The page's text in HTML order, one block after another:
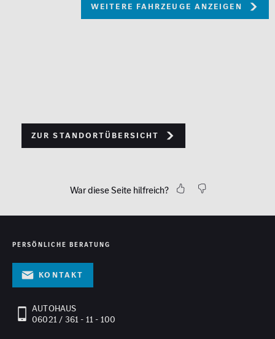
weitere Fahrzeuge anzeigen
Zur Standortübersicht
War diese Seite hilfreich?
PERSÖNLICHE BERATUNG
Kontakt
AUTOHAUS
06021 / 361 - 11 - 100